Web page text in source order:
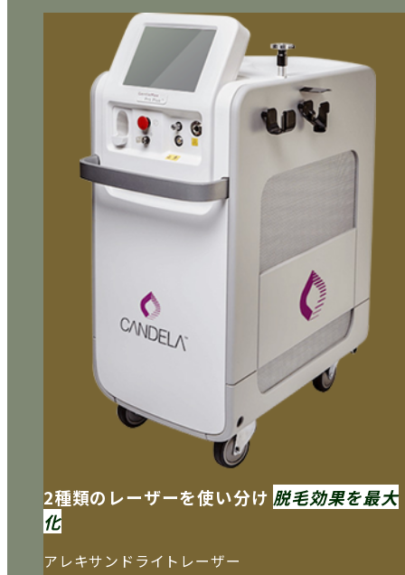
2種類のレーザーを使い分け 脱毛効果を最大
化
アレキサンドライトレーザー